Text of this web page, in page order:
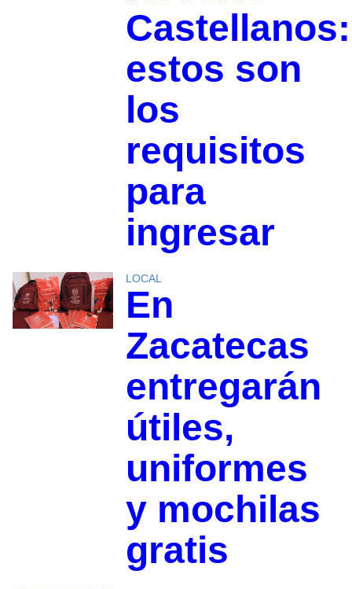
Castellanos:
estos son
los
requisitos
para
ingresar
LOCAL
En
Zacatecas
entregarán
útiles,
uniformes
y mochilas
gratis